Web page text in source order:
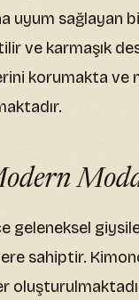
uyum sağlayan
ve karmaşık
korumakta
geleneksel
sahiptir.